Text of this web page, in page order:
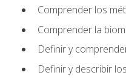
Comprender los
Comprender la
Definir y
Definir y describir